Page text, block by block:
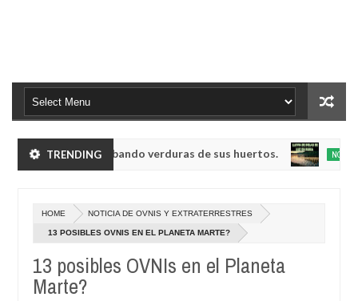
TRENDING
enanos robando verduras de sus huertos. NOTICIA
enanos robando verduras de sus huertos.
20250
conocida como la radio del fin del mundo volvió a emitir
HOME NOTICIA DE OVNIS Y EXTRATERRESTRES
13 POSIBLES OVNIS EN EL PLANETA MARTE?
13 posibles OVNIs en el Planeta
Marte?